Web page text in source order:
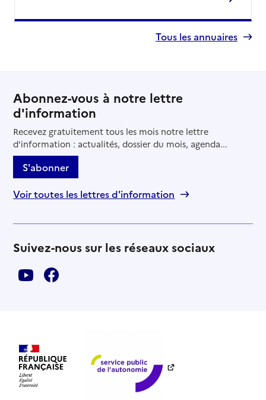
Tous les annuaires
Abonnez-vous à notre lettre
d'information
Recevez gratuitement tous les mois notre lettre
d'information : actualités, dossier du mois, agenda...
S'abonner
Voir toutes les lettres d'information
Suivez-nous sur les réseaux sociaux